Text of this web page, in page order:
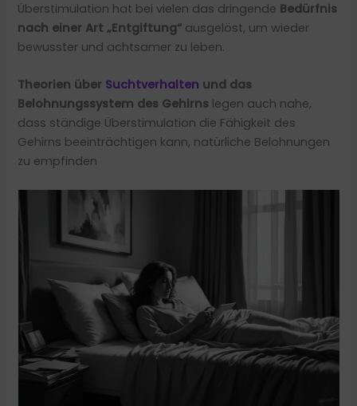
Überstimulation hat bei vielen das dringende Bedürfnis
nach einer Art „Entgiftung“ ausgelöst, um wieder
bewusster und achtsamer zu leben.
Theorien über Suchtverhalten und das
Belohnungssystem des Gehirns legen auch nahe,
dass ständige Überstimulation die Fähigkeit des
Gehirns beeinträchtigen kann, natürliche Belohnungen
zu empfinden